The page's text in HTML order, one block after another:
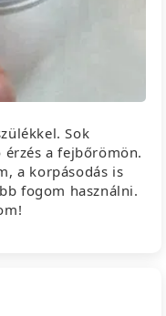
Sok
a fejbőrömön.
a korpásodás is
fogom használni.